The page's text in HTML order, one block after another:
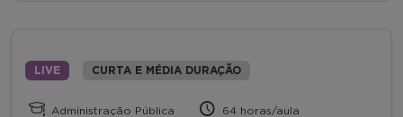
LIVE CURTA E MÉDIA DURAÇÃO
Administração Pública 64 horas/aula